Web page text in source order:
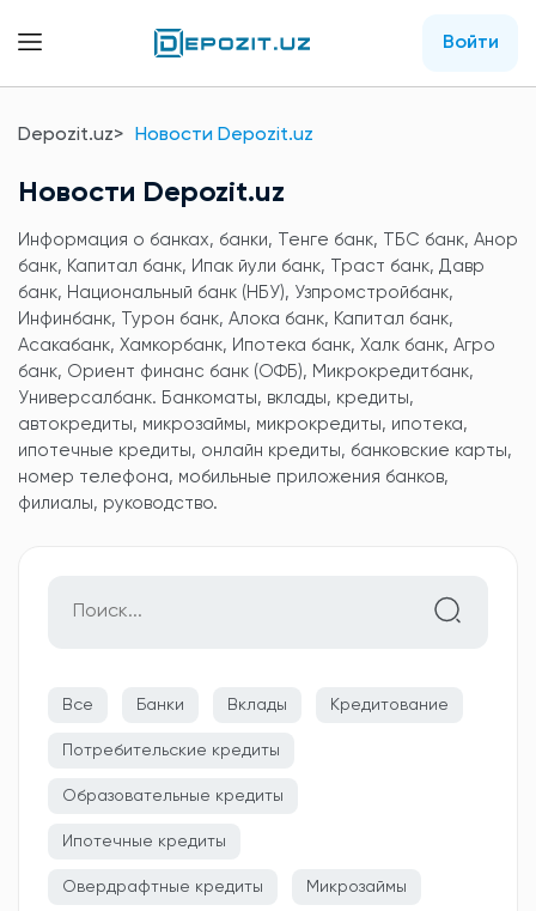
Войти
Depozit.uz Новости Depozit.uz
Новости Depozit.uz
Информация о банках, банки, Тенге банк, ТБС банк, Анор
банк, Капитал банк, Ипак йули банк, Траст банк, Давр
банк, Национальный банк (НБУ), Узпромстройбанк,
Инфинбанк, Турон банк, Алока банк, Капитал банк,
Асакабанк, Хамкорбанк, Ипотека банк, Халк банк, Агро
банк, Ориент финанс банк (ОФБ), Микрокредитбанк,
Универсалбанк. Банкоматы, вклады, кредиты,
автокредиты, микрозаймы, микрокредиты, ипотека,
ипотечные кредиты, онлайн кредиты, банковские карты,
номер телефона, мобильные приложения банков,
филиалы, руководство.
Все Банки Вклады Кредитование
Потребительские кредиты
Образовательные кредиты
Ипотечные кредиты
Овердрафтные кредиты Микрозаймы